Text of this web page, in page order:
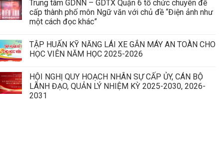
Trung tâm GDNN – GDTX Quận 6 tổ chức chuyên đề
cấp thành phố môn Ngữ văn với chủ đề “Điện ảnh như
một cách đọc khác”
TẬP HUẤN KỸ NĂNG LÁI XE GẮN MÁY AN TOÀN CHO
HỌC VIÊN NĂM HỌC 2025-2026
HỘI NGHỊ QUY HOẠCH NHÂN SỰ CẤP ỦY, CÁN BỘ
LÃNH ĐẠO, QUẢN LÝ NHIỆM KỲ 2025-2030, 2026-
2031